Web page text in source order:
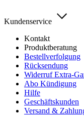
Kundenservice
Kontakt
Produktberatung
Bestellverfolgung
Rücksendung
Widerruf Extra-
Abo Kündigung
Hilfe
Geschäftskunden
Versand &